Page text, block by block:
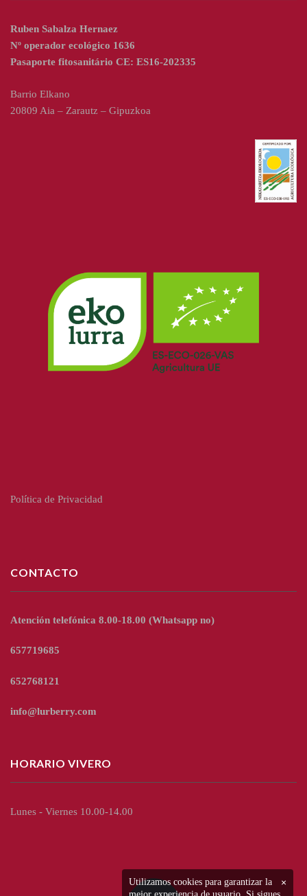
Ruben Sabalza Hernaez
Nº operador ecológico 1636
Pasaporte fitosanitário CE: ES16-202335
Barrio Elkano
20809 Aia – Zarautz – Gipuzkoa
Política de Privacidad
CONTACTO
Atención telefónica 8.00-18.00 (Whatsapp no)
657719685
652768121
info@lurberry.com
HORARIO VIVERO
Lunes - Viernes 10.00-14.00
×
Utilizamos cookies para garantizar la